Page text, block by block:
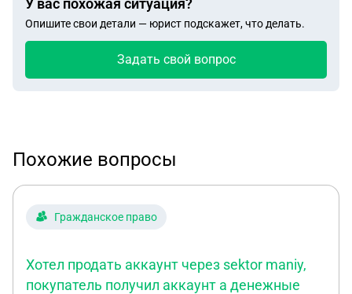
У вас похожая ситуация?
Опишите свои детали — юрист подскажет, что делать.
Задать свой вопрос
Похожие вопросы
Гражданское право
Хотел продать аккаунт через sektor maniy,
покупатель получил аккаунт а денежные